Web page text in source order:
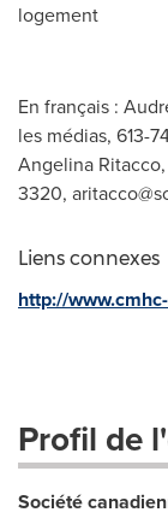
logement
En français :
les médias, 613-
Angelina Ritacco,
3320,
Liens connexes
http://
Profil de
Société